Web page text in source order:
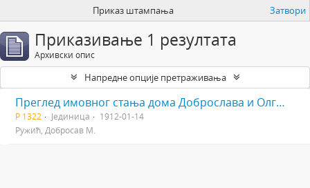
Приказ штампања Затвори
Приказивање 1 резултата
Архивски опис
Напредне опције претраживања
Преглед имовног стања дома Доброслава и Олге Ружића
Р 1322 Јединица
1912-01-14
Ружић, Добросав М.